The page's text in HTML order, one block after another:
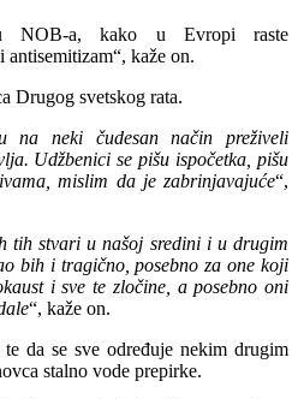
NOB-a, kako u Evropi raste
kaže on.
Drugog svetskog rata.
neki čudesan način preživeli
Udžbenici se pišu ispočetka, pišu
mislim da je zabrinjavajuće“,
tih stvari u našoj sredini i u drugim
bih i tragično, posebno za one koji
i sve te zločine, a posebno oni
“, kaže on.
te da se sve određuje nekim drugim
stalno vode prepirke.